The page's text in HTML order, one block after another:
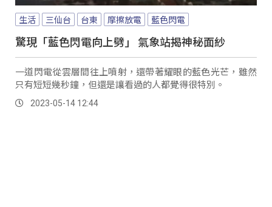
生活 三仙台 台東 摩擦放電 藍色閃電
驚現「藍色閃電向上劈」 氣象站揭神秘面紗
一道閃電從雲層間往上噴射，還帶著耀眼的藍色光芒，雖然
只有短短幾秒鐘，但還是讓看過的人都覺得很特別。
2023-05-14 12:44